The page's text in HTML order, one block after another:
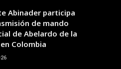
Abinader participa
de mando
de Abelardo de la
Colombia